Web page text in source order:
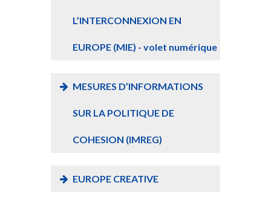
L’INTERCONNEXION EN
EUROPE (MIE) - volet numérique
MESURES D’INFORMATIONS
SUR LA POLITIQUE DE
COHESION (IMREG)
EUROPE CREATIVE